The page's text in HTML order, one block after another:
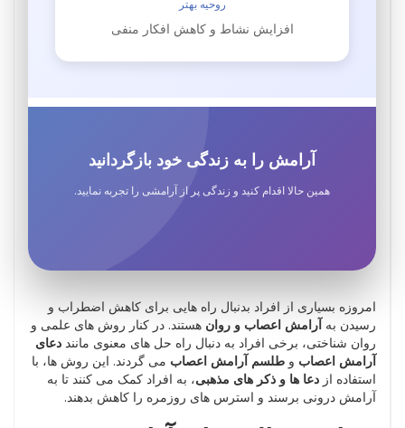
روحیه بهتر
افزایش نشاط و کاهش افکار منفی
آرامش را به زندگی خود بازگردانید
همین حالا اقدام کنید و زندگی پر از آرامشی را تجربه نمایید.
امروزه بسیاری از افراد بدنبال راه هایی برای کاهش اضطراب و
رسیدن به آرامش اعصاب و روان هستند. در کنار روش های علمی و
روان شناختی، برخی افراد به دنبال راه حل های معنوی مانند دعای
آرامش اعصاب و طلسم آرامش اعصاب می گردند. این روش ها، با
استفاده از دعا ها و ذکر های مذهبی، به افراد کمک می کنند تا به
آرامش درونی برسند و استرس های روزمره را کاهش بدهند.